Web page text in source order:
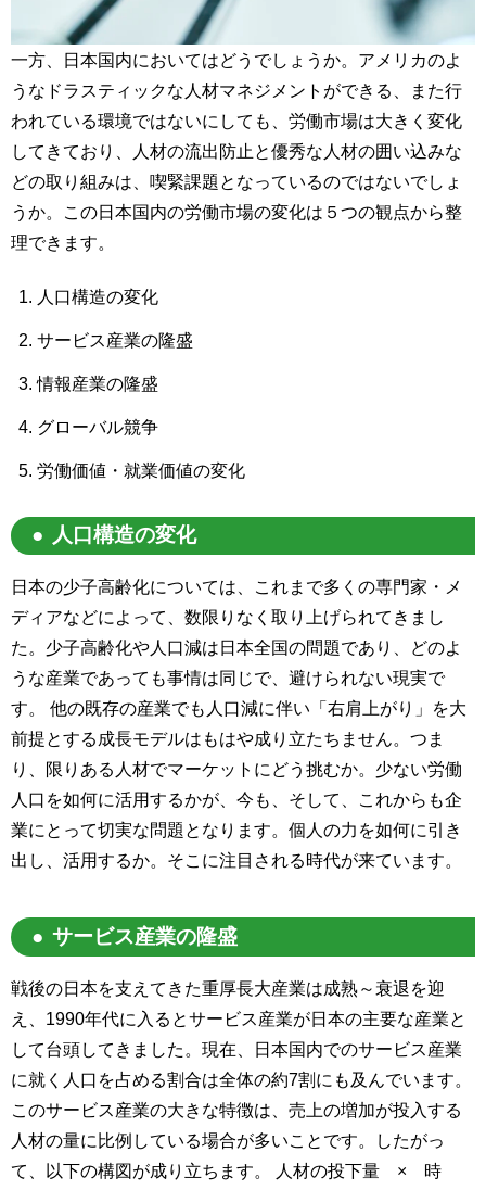
一方、日本国内においてはどうでしょうか。アメリカのよ
うなドラスティックな人材マネジメントができる、また行
われている環境ではないにしても、労働市場は大きく変化
してきており、人材の流出防止と優秀な人材の囲い込みな
どの取り組みは、喫緊課題となっているのではないでしょ
うか。この日本国内の労働市場の変化は５つの観点から整
理できます。
人口構造の変化
サービス産業の隆盛
情報産業の隆盛
グローバル競争
労働価値・就業価値の変化
人口構造の変化
日本の少子高齢化については、これまで多くの専門家・メ
ディアなどによって、数限りなく取り上げられてきまし
た。少子高齢化や人口減は日本全国の問題であり、どのよ
うな産業であっても事情は同じで、避けられない現実で
す。 他の既存の産業でも人口減に伴い「右肩上がり」を大
前提とする成長モデルはもはや成り立たちません。つま
り、限りある人材でマーケットにどう挑むか。少ない労働
人口を如何に活用するかが、今も、そして、これからも企
業にとって切実な問題となります。個人の力を如何に引き
出し、活用するか。そこに注目される時代が来ています。
サービス産業の隆盛
戦後の日本を支えてきた重厚長大産業は成熟～衰退を迎
え、1990年代に入るとサービス産業が日本の主要な産業と
して台頭してきました。現在、日本国内でのサービス産業
に就く人口を占める割合は全体の約7割にも及んでいます。
このサービス産業の大きな特徴は、売上の増加が投入する
人材の量に比例している場合が多いことです。したがっ
て、以下の構図が成り立ちます。 人材の投下量 × 時